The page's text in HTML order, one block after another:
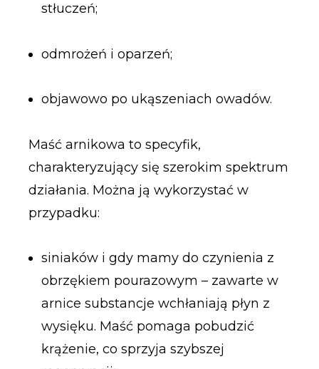
stłuczeń;
odmrożeń i oparzeń;
objawowo po ukąszeniach owadów.
Maść arnikowa to specyfik,
charakteryzujący się szerokim spektrum
działania. Można ją wykorzystać w
przypadku:
siniaków i gdy mamy do czynienia z
obrzękiem pourazowym – zawarte w
arnice substancje wchłaniają płyn z
wysięku. Maść pomaga pobudzić
krążenie, co sprzyja szybszej